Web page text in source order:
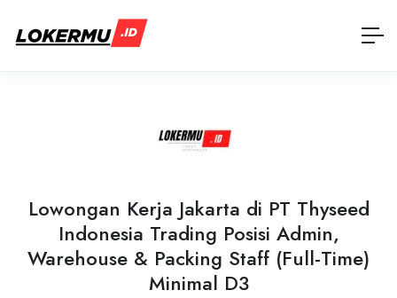
Lowongan Kerja Jakarta di PT Thyseed
Indonesia Trading Posisi Admin,
Warehouse & Packing Staff (Full-Time)
Minimal D3